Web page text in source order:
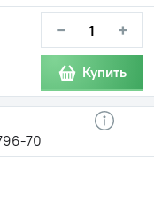
− +
Купить
70